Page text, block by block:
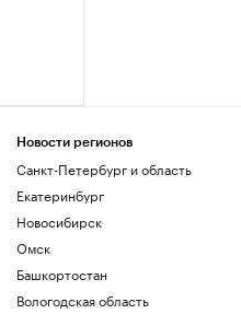
Новости регионов
Санкт-Петербург и область
Екатеринбург
Новосибирск
Омск
Башкортостан
Вологодская область